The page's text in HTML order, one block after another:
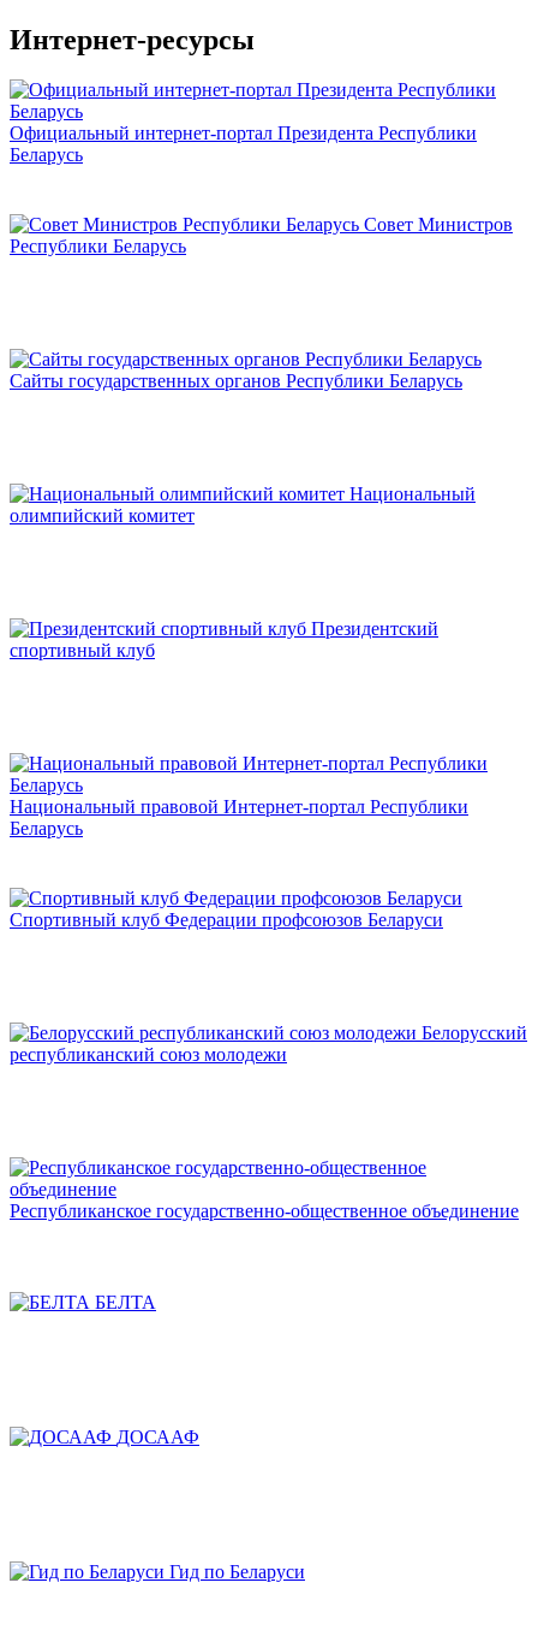
Интернет-ресурсы
Официальный интернет-портал Президента Республики
Беларусь
Совет Министров
Республики Беларусь
Сайты государственных органов Республики Беларусь
Национальный
олимпийский комитет
Президентский
спортивный клуб
Национальный правовой Интернет-портал Республики
Беларусь
Спортивный клуб Федерации профсоюзов Беларуси
Белорусский
республиканский союз молодежи
Республиканское государственно-общественное объединение
БЕЛТА
ДОСААФ
Гид по Беларуси